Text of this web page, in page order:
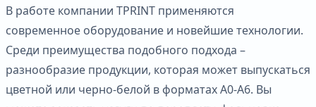
В работе компании TPRINT применяются
современное оборудование и новейшие технологии.
Среди преимущества подобного подхода –
разнообразие продукции, которая может выпускаться
цветной или черно-белой в форматах А0-А6. Вы